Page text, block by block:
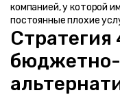
компанией, у которой
постоянные плохие
Стратегия